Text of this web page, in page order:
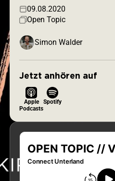
09.08.2020
Open Topic
Simon Walder
Jetzt anhören auf
Apple
Podcasts
Spotify